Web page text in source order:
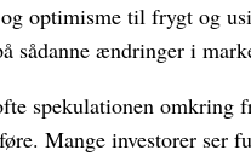
optimisme til frygt og
sådanne ændringer i
spekulationen omkring
Mange investorer ser